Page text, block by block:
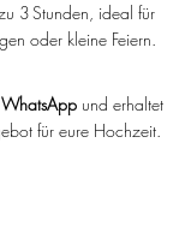
3 Stunden, ideal für
oder kleine Feiern.
WhatsAppund erhaltet
für eure Hochzeit.